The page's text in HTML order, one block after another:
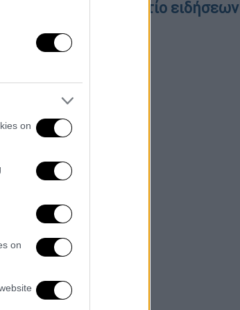
on
on
Μεσημεριανό δελτίο ειδήσεων